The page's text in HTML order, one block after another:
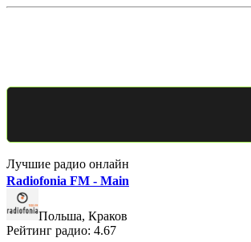
Лучшие радио онлайн
Radiofonia FM - Main
Польша, Краков
Рейтинг радио: 4.67